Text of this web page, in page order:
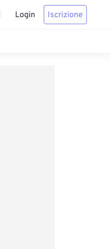
Login Iscrizione